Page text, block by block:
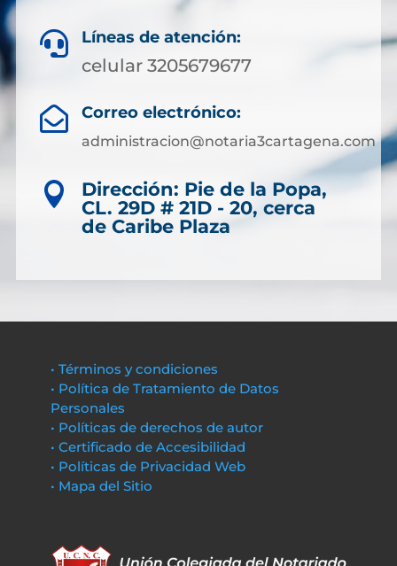
 Líneas de atención:
celular 3205679677
 Correo electrónico:
administracion@notaria3cartagena.com

Dirección: Pie de la Popa,
CL. 29D # 21D - 20, cerca
de Caribe Plaza
• Términos y condiciones
• Política de Tratamiento de Datos
Personales
• Políticas de derechos de autor
• Certificado de Accesibilidad
• Políticas de Privacidad Web
• Mapa del Sitio